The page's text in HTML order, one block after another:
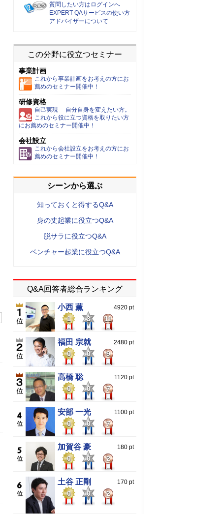
質問したい方はログインへ
EXPERT QAサービスの使い方
アドバイザーについて
この分野に役立つセミナー
事業計画
これから事業計画をお考えの方にお
薦めのセミナー開催中！
研修資格
自己実現 自分自身を変えたい方。
これから役に立つ資格を取りたい方
にお薦めのセミナー開催中！
会社設立
これから会社設立をお考えの方にお
薦めのセミナー開催中！
シーンから選ぶ
知っておくと得するQ&A
身の丈起業に役立つQ&A
脱サラに役立つQ&A
ベンチャー起業に役立つQ&A
Q&A回答者総合ランキング
小西 薫 4920 pt
1 3 11
福田 宗就 2480 pt
0 0 9
高橋 聡 1120 pt
0 0 7
安部 一光 1100 pt
0 0 7
加賀谷 豪 180 pt
0 0 2
土谷 正剛 170 pt
0 0 2